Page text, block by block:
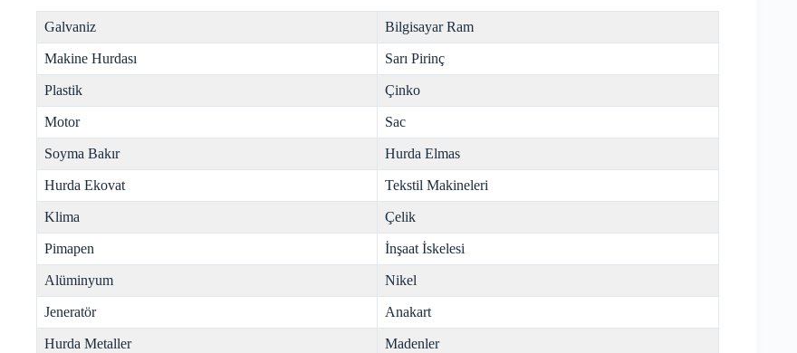
Galvaniz Bilgisayar Ram
Makine Hurdası Sarı Pirinç
Plastik Çinko
Motor Sac
Soyma Bakır Hurda Elmas
Hurda Ekovat Tekstil Makineleri
Klima Çelik
Pimapen İnşaat İskelesi
Alüminyum Nikel
Jeneratör Anakart
Hurda Metaller Madenler